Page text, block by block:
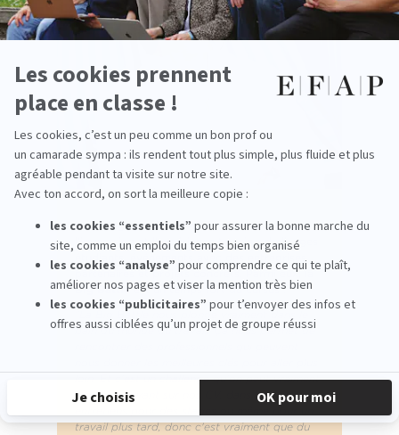
La pédagogie de l’EFAP repose sur
l’immersion et l’expérience terrain : challenges
étudiants, événements avec des entreprises
partenaires et projets concrets. Parmi eux, la
Big Battleest un temps fort du cursus :
"La Big Battle nous plonge vraiment dans le
bain du monde du travail. Ça nous permet de
loin. Et c'est un challenge qu'on peut vraiment
mettre en avant sur nos CV, dans les
travail plus tard, donc c'est vraiment que du